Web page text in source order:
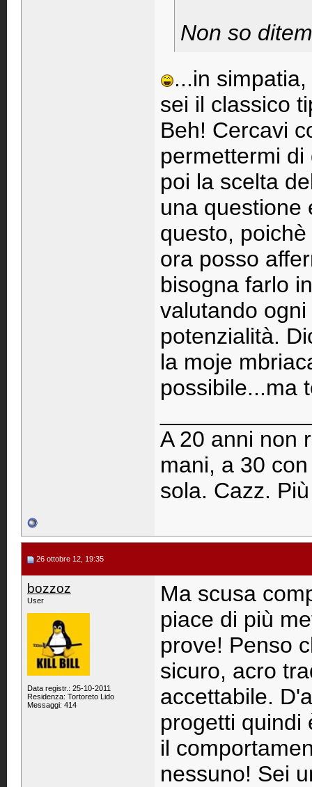
Non so
...in
sei il classico
Beh! Cercavi
permettermi
poi la scelta
una questione
questo,
ora posso
bisogna farlo
valutando
potenzialità.
la moje
possibile...ma
A 20 anni non
mani, a 30
sola. Cazz.
26 ottobre 12, 19:35
bozzoz
User
Data registr.: 25-10-2011
Residenza: Tortoreto Lido
Messaggi: 414
Ma scusa
piace di più
prove! Penso
sicuro, acro
accettabile.
progetti quindi
il
nessuno! Sei